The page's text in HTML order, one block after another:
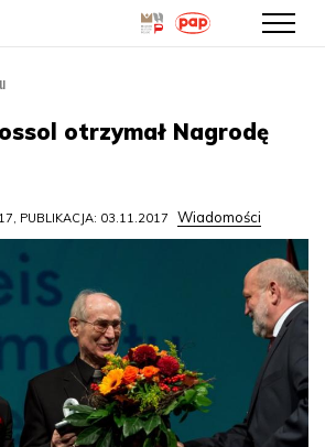
treści
otrzymał Nagrodę
PUBLIKACJA: 03.11.2017 Wiadomości